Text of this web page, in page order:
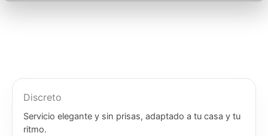
Discreto
Servicio elegante y sin prisas, adaptado a tu casa y tu
ritmo.